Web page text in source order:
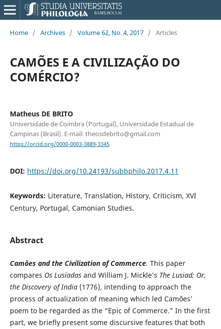
Home / Archives / Volume 62, No. 4, 2017 / Articles
CAMÕES E A CIVILIZAÇÃO DO
COMÉRCIO?
Matheus DE BRITO
Universidade de Coimbra (Portugal), Universidade Estadual de
Campinas (Brasil). E-mail: theosdebrito@gmail.com
https://orcid.org/0000-0003-3889-3345
DOI: https://doi.org/10.24193/subbphilo.2017.4.11
Keywords: Literature, Translation, History, Criticism, XVI
Century, Portugal, Camonian Studies.
Abstract
Camões and the Civilization of Commerce. This paper
compares Os Lusíadasand William J. Mickle’s The Lusiad; Or,
the Discovery of India(1776), intending to approach the
process of actualization of meaning which led Camões’
poem to be regarded as the “Epic of Commerce.” In the first
part, we briefly present some discursive features that both